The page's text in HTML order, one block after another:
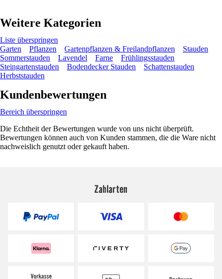
Weitere Kategorien
Liste überspringen
Garten
Pflanzen Gartenpflanzen & Freilandpflanzen
Stauden
Sommerstauden
Lavendel Farne
Frühlingsstauden
Steingartenstauden
Bodendecker Stauden
Schattenstauden
Herbststauden
Kundenbewertungen
Bereich überspringen
Die Echtheit der Bewertungen wurde von uns nicht überprüft.
Bewertungen können auch von Kunden stammen, die die Ware nicht
nachweislich genutzt oder gekauft haben.
Zahlarten